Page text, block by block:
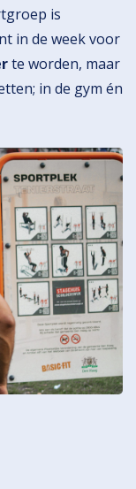
is
in de week voor
te worden, maar
in de gym én